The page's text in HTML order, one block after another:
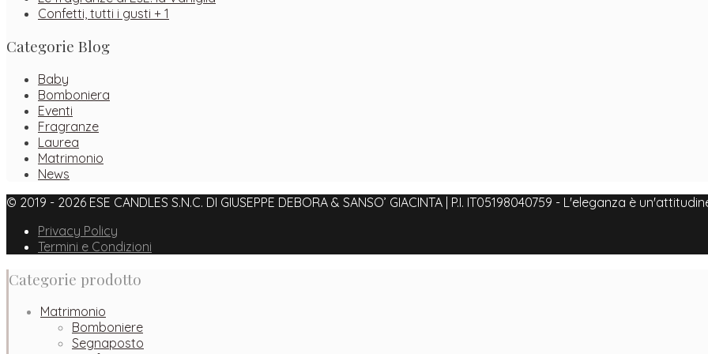
Confetti, tutti i gusti + 1
Categorie Blog
Baby
Bomboniera
Eventi
Fragranze
Laurea
Matrimonio
News
© 2019 - 2026 ESE CANDLES S.N.C. DI GIUSEPPE DEBORA & SANSO’ GIACINTA | P.I. IT05198040759 - L'eleganza è
Privacy Policy
Termini e Condizioni
Categorie prodotto
Matrimonio
Bomboniere
Segnaposto